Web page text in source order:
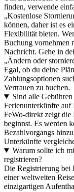
finden, verwende
„Kostenlose
können, daher ist es
Flexibilität bieten.
Buchung vornehmen
Nachricht. Gehe in
„Ändern oder
Egal, ob du deine
Zahlungsoptionen
Vertrauen zu buchen.
Sind alle
Ferienunterkünfte auf
FeWo-direkt zeigt die
beginnst. Es werden
Bezahlvorgangs
Unterkünfte
Warum sollte ich
registrieren?
Die Registrierung bei
einer weltweiten
einzigartigen